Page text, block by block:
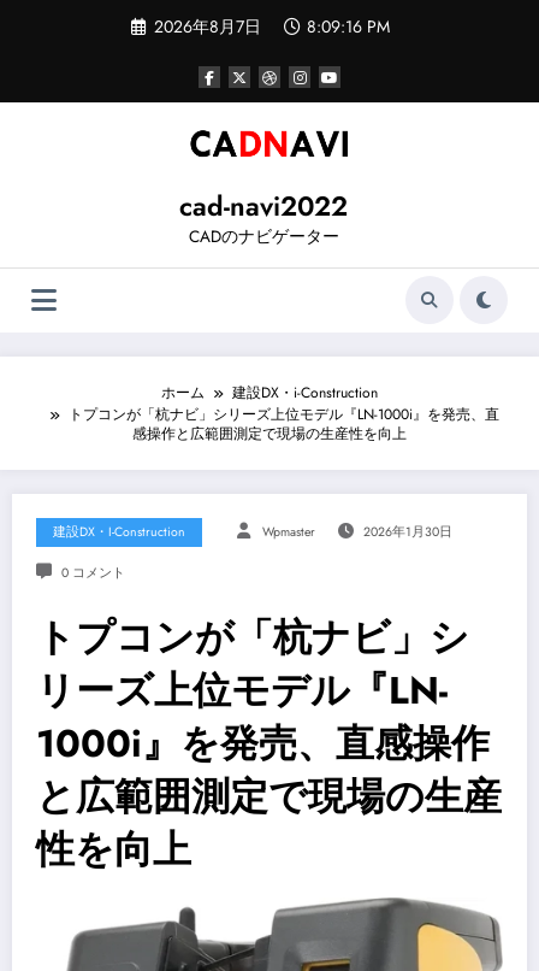
ツ
2026年8月7日 8:09:17 PM
cad-navi2022
CADのナビゲーター
ホーム
建設DX・i-Construction
トプコンが「杭ナビ」シリーズ上位モデル『LN-1000i』を発売、直
感操作と広範囲測定で現場の生産性を向上
建設DX・i-Construction Wpmaster 2026年1月30日
0 コメント
トプコンが「杭ナビ」シ
リーズ上位モデル『LN-
1000i』を発売、直感操作
と広範囲測定で現場の生産
性を向上